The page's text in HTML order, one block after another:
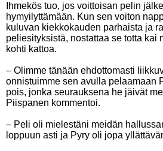
Ihmekös tuo, jos voittoisan pelin
hymyilyttämään. Kun sen voiton
kuluvan kiekkokauden parhaista ja
peliesityksistä, nostattaa se totta kai
kohti kattoa.
– Olimme tänään ehdottomasti
onnistuimme sen avulla pelaamaan
pois, jonka seurauksena he jäivät
Piispanen kommentoi.
– Peli oli mielestäni meidän
loppuun asti ja Pyry oli jopa